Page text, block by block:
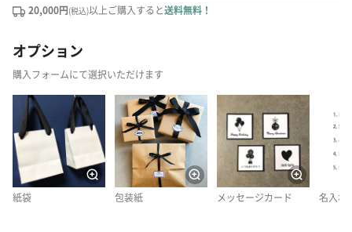
20,000円(税込)以上ご購入すると送料無料！
オプション
購入フォームにて選択いただけます
紙袋 包装紙 メッセージカード 名入れ